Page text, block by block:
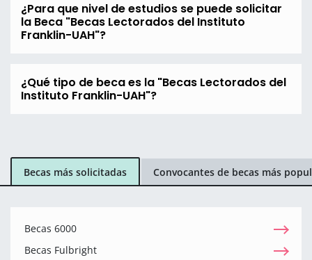
¿Para que nivel de estudios se puede solicitar
la Beca "Becas Lectorados del Instituto
Franklin-UAH"?
¿Qué tipo de beca es la "Becas Lectorados del
Instituto Franklin-UAH"?
Becas más solicitadas Convocantes de becas más
Becas 6000
Becas Fulbright